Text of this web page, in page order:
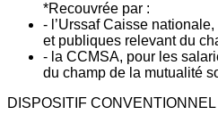
*Recouvrée par :
- l’Urssaf Caisse
et publiques relevant du
- la CCMSA, pour les
du champ de la mutualité
DISPOSITIF CONVENTIONNEL